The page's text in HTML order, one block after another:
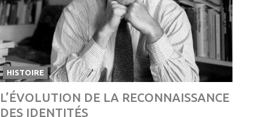
HISTOIRE
L’ÉVOLUTION DE LA RECONNAISSANCE
DES IDENTITÉS